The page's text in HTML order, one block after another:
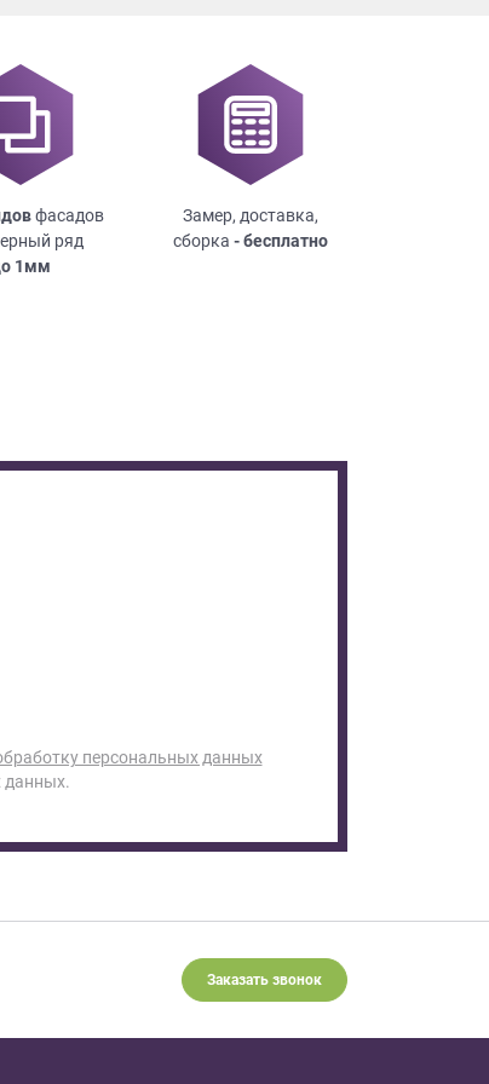
фасадов
ряд
1мм
Замер, доставка,
сборка - бесплатно
персональных данных
данных.
Заказать звонок